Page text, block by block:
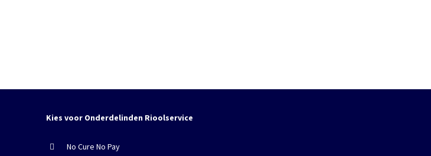
Kies voor Onderdelinden Rioolservice
No Cure No Pay